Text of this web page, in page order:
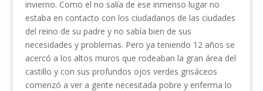
invierno. Como el no salía de ese inmenso lugar no
estaba en contacto con los ciudadanos de las ciudades
del reino de su padre y no sabía bien de sus
necesidades y problemas. Pero ya teniendo 12 años se
acercó a los altos muros que rodeaban la gran área del
castillo y con sus profundos ojos verdes grisáceos
comenzó a ver a gente necesitada pobre y enferma lo